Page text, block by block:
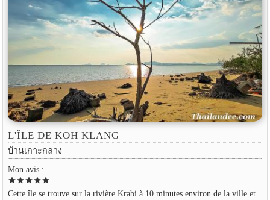
L'ÎLE DE KOH KLANG
บ้านเกาะกลาง
Mon avis :
starstarstarstarstar
Cette île se trouve sur la rivière Krabi à 10 minutes environ de la ville et